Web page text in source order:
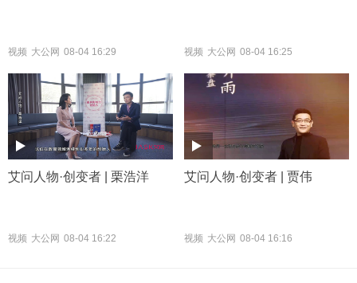
视频 大公网 08-04 16:29 视频 大公网 08-04 16:25
艾问人物·创变者 | 栗浩洋
视频 大公网 08-04 16:22
艾问人物·创变者 | 贾伟
视频 大公网 08-04 16:16